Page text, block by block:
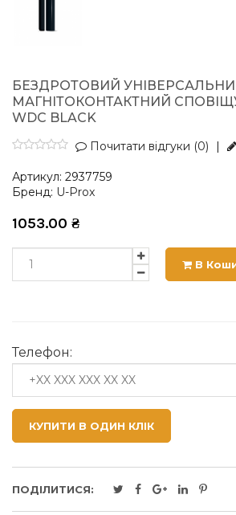
БЕЗДРОТОВИЙ
МАГНІТОКОНТАКТНИЙ
WDC BLACK
Почитати відгуки (0)
Артикул: 2937759
Бренд: U-Prox
1053.00 ₴
В
Телефон:
КУПИТИ В ОДИН КЛІК
ПОДІЛИТИСЯ: